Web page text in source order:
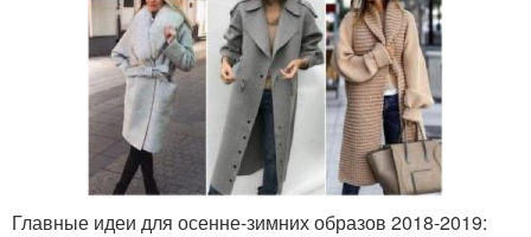
Главные идеи для осенне-зимних образов 2018-2019: